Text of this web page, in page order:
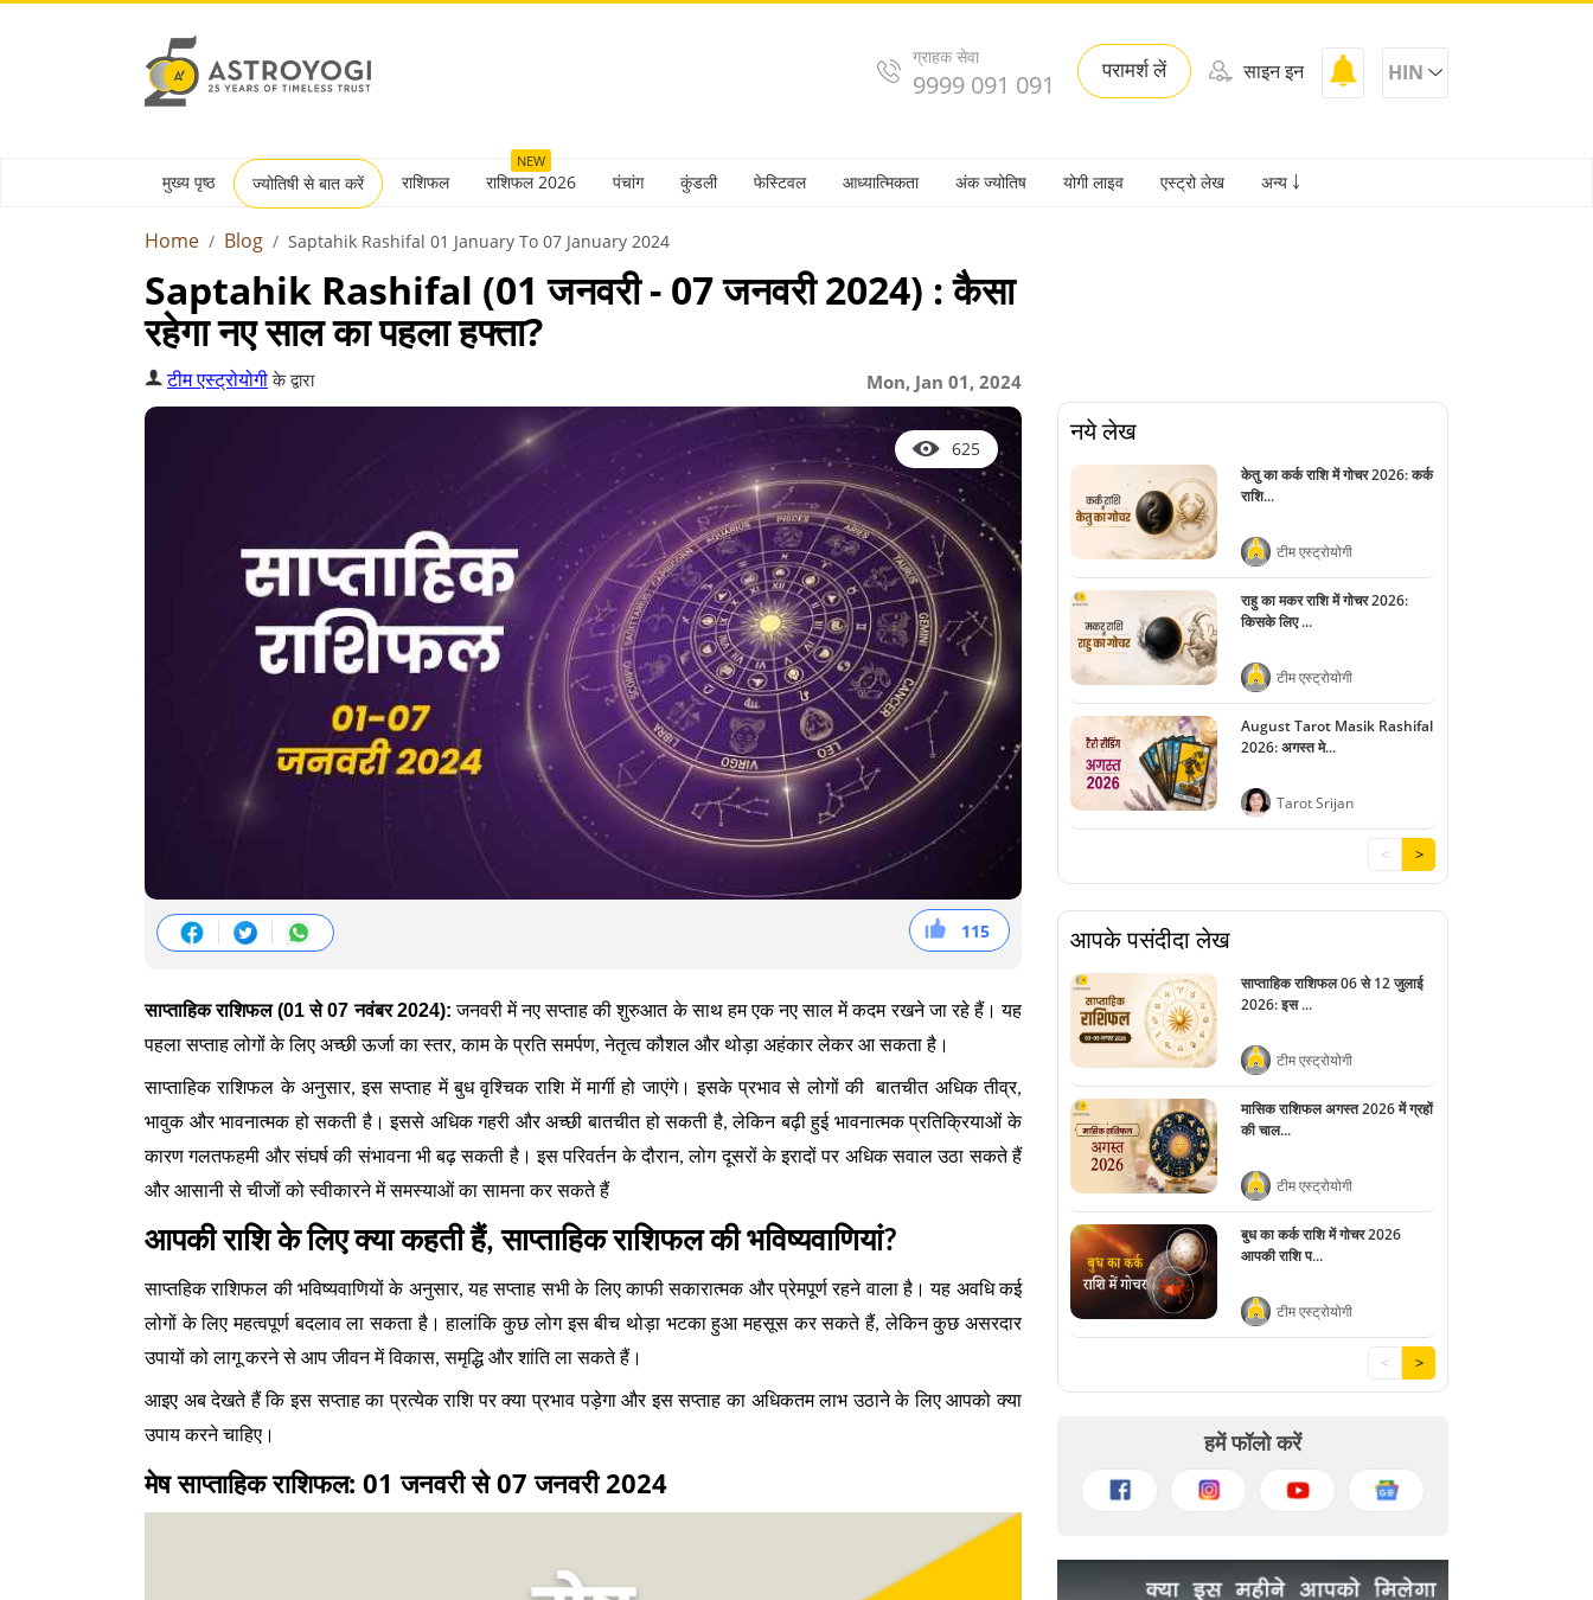
ग्राहक सेवा
9999 091 091 परामर्श लें साइन इन HIN
मुख्य पृष्ठ ज्योतिषी से बात करें राशिफल
NEW
राशिफल 2026 पंचांग कुंडली फेस्टिवल आध्यात्मिकता अंक ज्योतिष योगी लाइव एस्ट्रो लेख अन्य ￬
Home Blog Saptahik Rashifal 01 January To 07 January 2024
Saptahik Rashifal (01 जनवरी - 07 जनवरी 2024) : कैसा
रहेगा नए साल का पहला हफ्ता?
Mon, Jan 01, 2024
टीम एस्ट्रोयोगीके द्वारा
625
115
38
36
41
साप्ताहिक राशिफल (01 से 07 नवंबर 2024): जनवरी में नए सप्ताह की शुरुआत के साथ हम एक नए साल में कदम रखने जा रहे हैं। यह
पहला सप्ताह लोगों के लिए अच्छी ऊर्जा का स्तर, काम के प्रति समर्पण, नेतृत्व कौशल और थोड़ा अहंकार लेकर आ सकता है।
साप्ताहिक राशिफल के अनुसार, इस सप्ताह में बुध वृश्चिक राशि में मार्गी हो जाएंगे। इसके प्रभाव से लोगों की बातचीत अधिक तीव्र,
भावुक और भावनात्मक हो सकती है। इससे अधिक गहरी और अच्छी बातचीत हो सकती है, लेकिन बढ़ी हुई भावनात्मक प्रतिक्रियाओं के
कारण गलतफहमी और संघर्ष की संभावना भी बढ़ सकती है। इस परिवर्तन के दौरान, लोग दूसरों के इरादों पर अधिक सवाल उठा सकते हैं
और आसानी से चीजों को स्वीकारने में समस्याओं का सामना कर सकते हैं
आपकी राशि के लिए क्या कहती हैं, साप्ताहिक राशिफल की भविष्यवाणियां?
साप्तहिक राशिफल की भविष्यवाणियों के अनुसार, यह सप्ताह सभी के लिए काफी सकारात्मक और प्रेमपूर्ण रहने वाला है। यह अवधि कई
लोगों के लिए महत्वपूर्ण बदलाव ला सकता है। हालांकि कुछ लोग इस बीच थोड़ा भटका हुआ महसूस कर सकते हैं, लेकिन कुछ असरदार
उपायों को लागू करने से आप जीवन में विकास, समृद्धि और शांति ला सकते हैं।
आइए अब देखते हैं कि इस सप्ताह का प्रत्येक राशि पर क्या प्रभाव पड़ेगा और इस सप्ताह का अधिकतम लाभ उठाने के लिए आपको क्या
उपाय करने चाहिए।
मेष साप्ताहिक राशिफल: 01 जनवरी से 07 जनवरी 2024
नये लेख
केतु का कर्क राशि में गोचर 2026: कर्क
राशि...
टीम एस्ट्रोयोगी
राहु का मकर राशि में गोचर 2026:
किसके लिए ...
टीम एस्ट्रोयोगी
August Tarot Masik Rashifal
2026: अगस्त मे...
Tarot Srijan
< >
आपके पसंदीदा लेख
साप्ताहिक राशिफल 06 से 12 जुलाई
2026: इस ...
टीम एस्ट्रोयोगी
मासिक राशिफल अगस्त 2026 में ग्रहों
की चाल...
टीम एस्ट्रोयोगी
बुध का कर्क राशि में गोचर 2026
आपकी राशि प...
टीम एस्ट्रोयोगी
< >
हमें फॉलो करें